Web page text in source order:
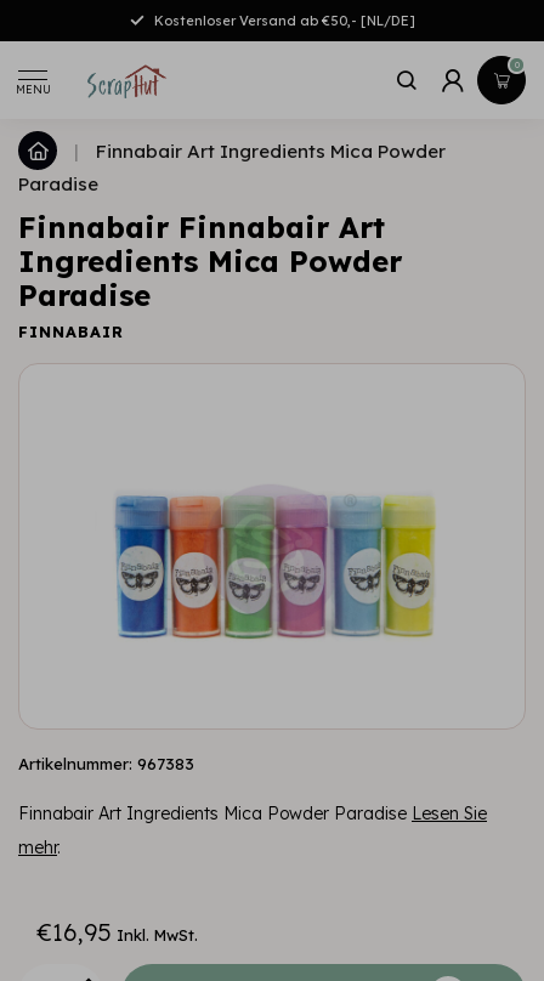
Kostenloser Versand ab €50,- [NL/DE]
MENU
0
|
Finnabair Art Ingredients Mica Powder
Paradise
Finnabair Finnabair Art
Ingredients Mica Powder
Paradise
FINNABAIR
Artikelnummer: 967383
Finnabair Art Ingredients Mica Powder Paradise Lesen Sie
mehr.
€16,95 Inkl. MwSt.